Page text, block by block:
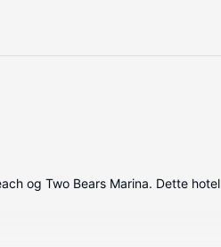
og Two Bears Marina. Dette hotel